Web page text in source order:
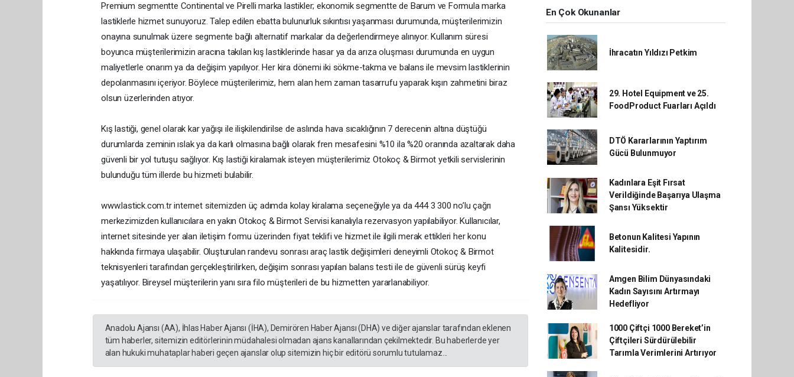
Premium segmentte Continental ve Pirelli marka lastikler; ekonomik segmentte de Barum ve Formula marka
lastiklerle hizmet sunuyoruz. Talep edilen ebatta bulunurluk sıkıntısı yaşanması durumunda, müşterilerimizin
onayına sunulmak üzere segmente bağlı alternatif markalar da değerlendirmeye alınıyor. Kullanım süresi
boyunca müşterilerimizin aracına takılan kış lastiklerinde hasar ya da arıza oluşması durumunda en uygun
maliyetlerle onarım ya da değişim yapılıyor. Her kira dönemi iki sökme-takma ve balans ile mevsim lastiklerinin
depolanmasını içeriyor. Böylece müşterilerimiz, hem alan hem zaman tasarrufu yaparak kışın zahmetini biraz
olsun üzerlerinden atıyor.
Kış lastiği, genel olarak kar yağışı ile ilişkilendirilse de aslında hava sıcaklığının 7 derecenin altına düştüğü
durumlarda zeminin ıslak ya da karlı olmasına bağlı olarak fren mesafesini %10 ila %20 oranında azaltarak daha
güvenli bir yol tutuşu sağlıyor. Kış lastiği kiralamak isteyen müşterilerimiz Otokoç & Birmot yetkili servislerinin
bulunduğu tüm illerde bu hizmeti bulabilir.
www.lastick.com.tr internet sitemizden üç adımda kolay kiralama seçeneğiyle ya da 444 3 300 no’lu çağrı
merkezimizden kullanıcılara en yakın Otokoç & Birmot Servisi kanalıyla rezervasyon yapılabiliyor. Kullanıcılar,
internet sitesinde yer alan iletişim formu üzerinden fiyat teklifi ve hizmet ile ilgili merak ettikleri her konu
hakkında firmaya ulaşabilir. Oluşturulan randevu sonrası araç lastik değişimleri deneyimli Otokoç & Birmot
teknisyenleri tarafından gerçekleştirilirken, değişim sonrası yapılan balans testi ile de güvenli sürüş keyfi
yaşatılıyor. Bireysel müşterilerin yanı sıra filo müşterileri de bu hizmetten yararlanabiliyor.
Anadolu Ajansı (AA), İhlas Haber Ajansı (İHA), Demirören Haber Ajansı (DHA) ve diğer ajanslar tarafından eklenen
tüm haberler, sitemizin editörlerinin müdahalesi olmadan ajans kanallarından çekilmektedir. Bu haberlerde yer
alan hukuki muhataplar haberi geçen ajanslar olup sitemizin hiç bir editörü sorumlu tutulamaz...
En Çok Okunanlar
İhracatın Yıldızı Petkim
29. Hotel Equipment ve 25.
FoodProduct Fuarları Açıldı
DTÖ Kararlarının Yaptırım
Gücü Bulunmuyor
Kadınlara Eşit Fırsat
Verildiğinde Başarıya Ulaşma
Şansı Yüksektir
Betonun Kalitesi Yapının
Kalitesidir.
Amgen Bilim Dünyasındaki
Kadın Sayısını Artırmayı
Hedefliyor
1000 Çiftçi 1000 Bereket’in
Çiftçileri Sürdürülebilir
Tarımla Verimlerini Artırıyor